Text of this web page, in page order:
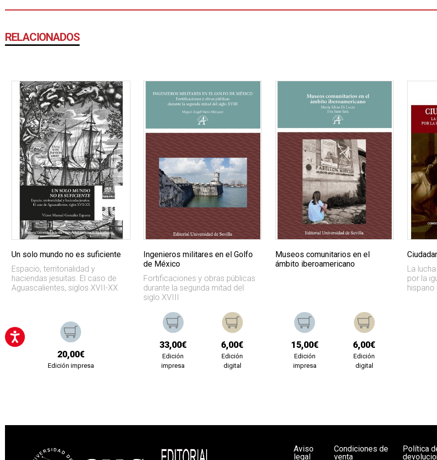
RELACIONADOS
Un solo mundo no es suficiente
Espacio, territorialidad y
haciendas jesuitas. El caso de
Aguascalientes, siglos XVII-XX
20,00€
Edición impresa
Ingenieros militares en el Golfo
de México
Fortificaciones y obras públicas
durante la segunda mitad del
siglo XVIII
33,00€
Edición
impresa
6,00€
Edición
digital
Museos comunitarios en el
ámbito iberoamericano
15,00€
Edición
impresa
6,00€
Edición
digital
La
por la
hispano
Aviso
legal
Condiciones de
venta
Política